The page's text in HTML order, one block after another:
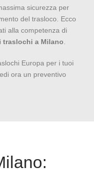
sicurezza per
del trasloco. Ecco
alla competenza di
traslochi a Milano
Europa per i tuoi
ora un preventivo